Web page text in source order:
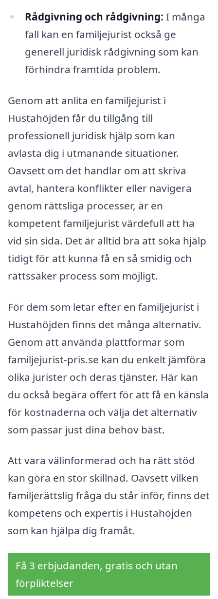
Rådgivning och rådgivning: I många
fall kan en familjejurist också ge
generell juridisk rådgivning som kan
förhindra framtida problem.
Genom att anlita en familjejurist i
Hustahöjden får du tillgång till
professionell juridisk hjälp som kan
avlasta dig i utmanande situationer.
Oavsett om det handlar om att skriva
avtal, hantera konflikter eller navigera
genom rättsliga processer, är en
kompetent familjejurist värdefull att ha
vid sin sida. Det är alltid bra att söka hjälp
tidigt för att kunna få en så smidig och
rättssäker process som möjligt.
För dem som letar efter en familjejurist i
Hustahöjden finns det många alternativ.
Genom att använda plattformar som
familjejurist-pris.se kan du enkelt jämföra
olika jurister och deras tjänster. Här kan
du också begära offert för att få en känsla
för kostnaderna och välja det alternativ
som passar just dina behov bäst.
Att vara välinformerad och ha rätt stöd
kan göra en stor skillnad. Oavsett vilken
familjerättslig fråga du står inför, finns det
kompetens och expertis i Hustahöjden
som kan hjälpa dig framåt.
Få 3 erbjudanden, gratis och utan
förpliktelser